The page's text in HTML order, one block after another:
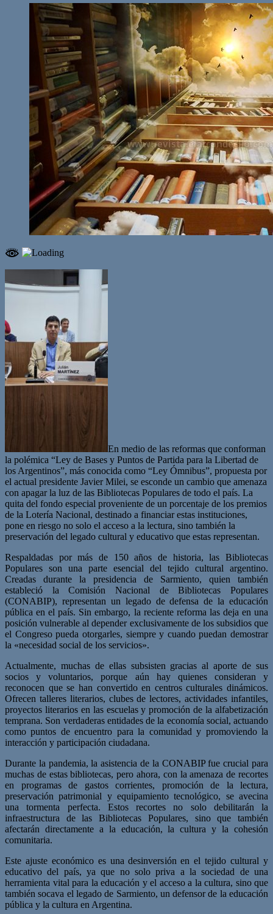
En medio de las reformas que conforman
la polémica “Ley de Bases y Puntos de Partida para la Libertad de
los Argentinos”, más conocida como “Ley Ómnibus”, propuesta por
el actual presidente Javier Milei, se esconde un cambio que amenaza
con apagar la luz de las Bibliotecas Populares de todo el país. La
quita del fondo especial proveniente de un porcentaje de los premios
de la Lotería Nacional, destinado a financiar estas instituciones,
pone en riesgo no solo el acceso a la lectura, sino también la
preservación del legado cultural y educativo que estas representan.
Respaldadas por más de 150 años de historia, las Bibliotecas
Populares son una parte esencial del tejido cultural argentino.
Creadas durante la presidencia de Sarmiento, quien también
estableció la Comisión Nacional de Bibliotecas Populares
(CONABIP), representan un legado de defensa de la educación
pública en el país. Sin embargo, la reciente reforma las deja en una
posición vulnerable al depender exclusivamente de los subsidios que
el Congreso pueda otorgarles, siempre y cuando puedan demostrar
la «necesidad social de los servicios».
Actualmente, muchas de ellas subsisten gracias al aporte de sus
socios y voluntarios, porque aún hay quienes consideran y
reconocen que se han convertido en centros culturales dinámicos.
Ofrecen talleres literarios, clubes de lectores, actividades infantiles,
proyectos literarios en las escuelas y promoción de la alfabetización
temprana. Son verdaderas entidades de la economía social, actuando
como puntos de encuentro para la comunidad y promoviendo la
interacción y participación ciudadana.
Durante la pandemia, la asistencia de la CONABIP fue crucial para
muchas de estas bibliotecas, pero ahora, con la amenaza de recortes
en programas de gastos corrientes, promoción de la lectura,
preservación patrimonial y equipamiento tecnológico, se avecina
una tormenta perfecta. Estos recortes no solo debilitarán la
infraestructura de las Bibliotecas Populares, sino que también
afectarán directamente a la educación, la cultura y la cohesión
comunitaria.
Este ajuste económico es una desinversión en el tejido cultural y
educativo del país, ya que no solo priva a la sociedad de una
herramienta vital para la educación y el acceso a la cultura, sino que
también socava el legado de Sarmiento, un defensor de la educación
pública y la cultura en Argentina.